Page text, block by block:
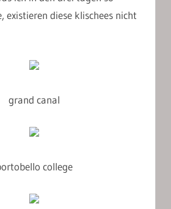
existieren diese klischees nicht
grand canal
college